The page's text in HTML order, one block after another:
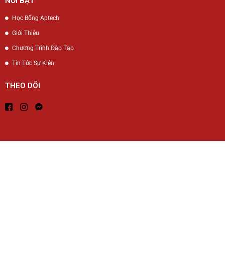
Học Bổng Aptech
Giới Thiệu
Chương Trình Đào Tạo
Tin Tức Sự Kiện
THEO DÕI